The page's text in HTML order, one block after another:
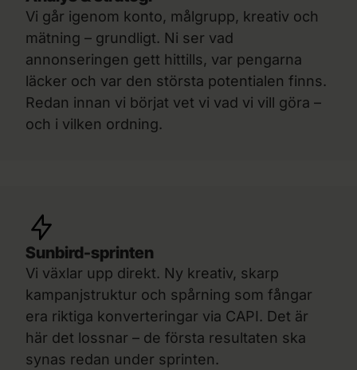
Vi går igenom konto, målgrupp, kreativ och
mätning – grundligt. Ni ser vad
annonseringen gett hittills, var pengarna
läcker och var den största potentialen finns.
Redan innan vi börjat vet vi vad vi vill göra –
och i vilken ordning.
Sunbird-sprinten
Vi växlar upp direkt. Ny kreativ, skarp
kampanjstruktur och spårning som fångar
era riktiga konverteringar via CAPI. Det är
här det lossnar – de första resultaten ska
synas redan under sprinten.